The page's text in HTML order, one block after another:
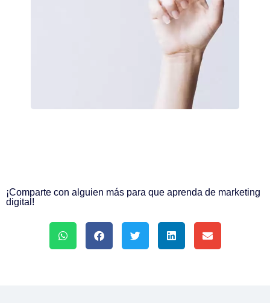
¡Comparte con alguien más para que aprenda de marketing
digital!